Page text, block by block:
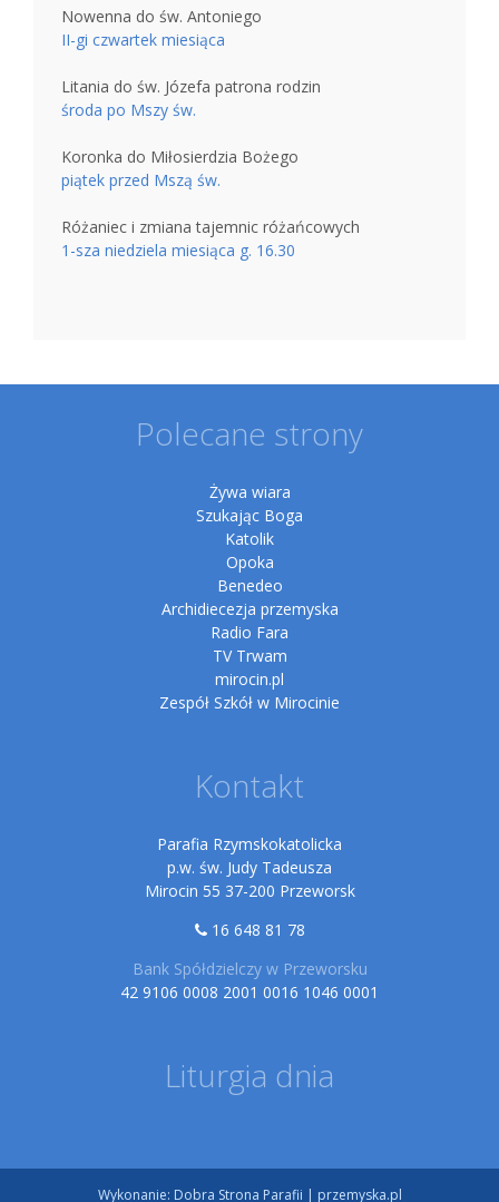
Nowenna do św. Antoniego
II-gi czwartek miesiąca
Litania do św. Józefa patrona rodzin
środa po Mszy św.
Koronka do Miłosierdzia Bożego
piątek przed Mszą św.
Różaniec i zmiana tajemnic różańcowych
1-sza niedziela miesiąca g. 16.30
Polecane strony
Żywa wiara
Szukając Boga
Katolik
Opoka
Benedeo
Archidiecezja przemyska
Radio Fara
TV Trwam
mirocin.pl
Zespół Szkół w Mirocinie
Kontakt
Parafia Rzymskokatolicka
p.w. św. Judy Tadeusza
Mirocin 55 37-200 Przeworsk
16 648 81 78
Bank Spółdzielczy w Przeworsku
42 9106 0008 2001 0016 1046 0001
Liturgia dnia
Wykonanie: Dobra Strona Parafii | przemyska.pl